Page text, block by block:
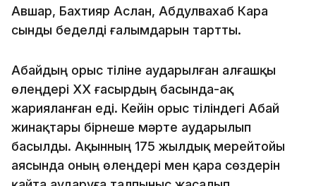
Авшар, Бахтияр Аслан, Абдулвахаб Кара
сынды беделді ғалымдарын тартты.
Абайдың орыс тіліне аударылған алғашқы
өлеңдері XX ғасырдың басында-ақ
жарияланған еді. Кейін орыс тіліндегі Абай
жинақтары бірнеше мәрте аударылып
басылды. Ақынның 175 жылдық мерейтойы
аясында оның өлеңдері мен қара сөздерін